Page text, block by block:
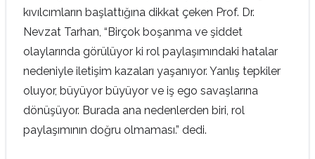
kıvılcımların başlattığına dikkat çeken Prof. Dr.
Nevzat Tarhan, “Birçok boşanma ve şiddet
olaylarında görülüyor ki rol paylaşımındaki hatalar
nedeniyle iletişim kazaları yaşanıyor. Yanlış tepkiler
oluyor, büyüyor büyüyor ve iş ego savaşlarına
dönüşüyor. Burada ana nedenlerden biri, rol
paylaşımının doğru olmaması.” dedi.